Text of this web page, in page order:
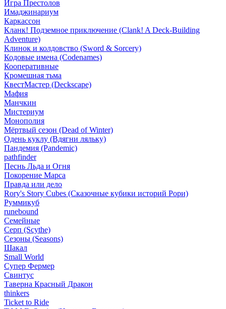
Игра Престолов
Имаджинариум
Каркассон
Кланк! Подземное приключение (Clank! A Deck-Building
Adventure)
Клинок и колдовство (Sword & Sorcery)
Кодовые имена (Codenames)
Кооперативные
Кромешная тьма
КвестМастер (Deckscape)
Мафия
Манчкин
Мистериум
Монополия
Мёртвый сезон (Dead of Winter)
Одень куклу (Вдягни ляльку)
Пандемия (Pandemic)
pathfinder
Песнь Льда и Огня
Покорение Марса
Правда или дело
Rory's Story Cubes (Сказочные кубики историй Рори)
Руммикуб
runebound
Семейные
Серп (Scythe)
Сезоны (Seasons)
Шакал
Small World
Супер Фермер
Свинтус
Таверна Красный Дракон
thinkers
Ticket to Ride